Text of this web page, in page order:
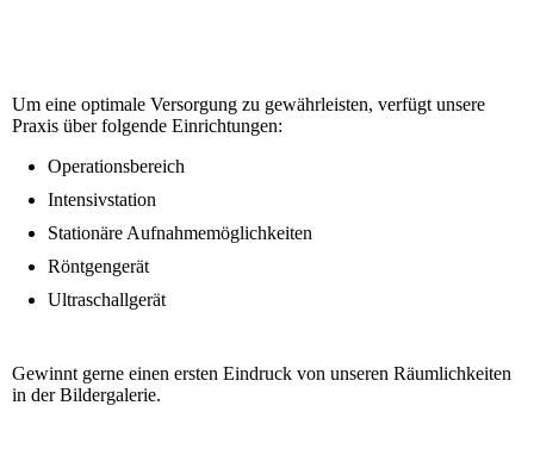
Um eine optimale Versorgung zu gewährleisten, verfügt unsere
Praxis über folgende Einrichtungen:
Operationsbereich
Intensivstation
Stationäre Aufnahmemöglichkeiten
Röntgengerät
Ultraschallgerät
Gewinnt gerne einen ersten Eindruck von unseren Räumlichkeiten
in der Bildergalerie.